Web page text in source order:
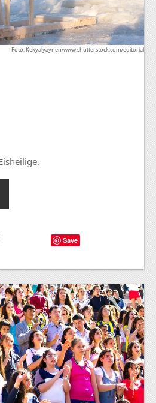
Foto: Kekyalyaynen/www.shutterstock.com/editorial
Save